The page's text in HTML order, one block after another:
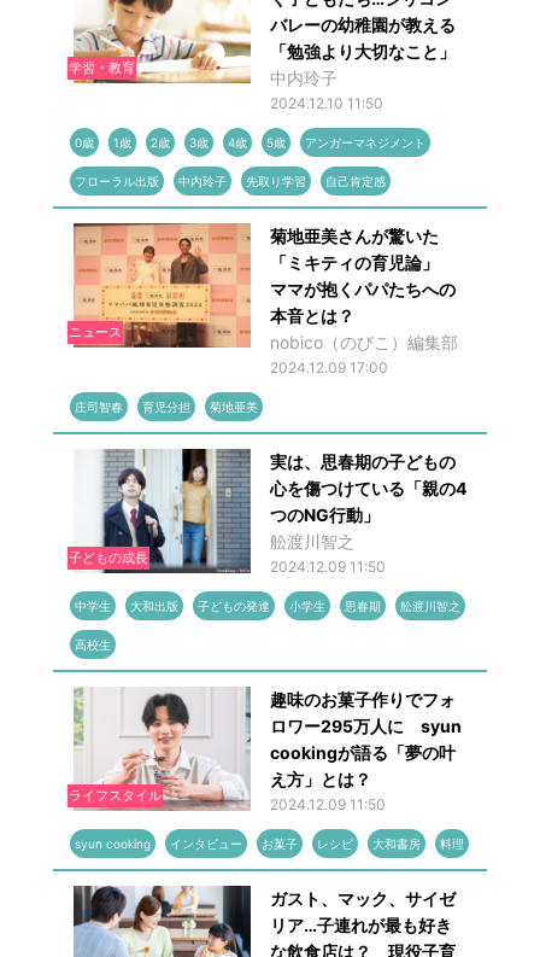
学習・教育
バレーの幼稚園が教える
「勉強より大切なこと」
中内玲子
2024.12.10 11:50
0歳 1歳 2歳 3歳 4歳 5歳 アンガーマネジメント
フローラル出版 中内玲子 先取り学習 自己肯定感
ニュース
菊地亜美さんが驚いた
「ミキティの育児論」
ママが抱くパパたちへの
本音とは？
nobico（のびこ）編集部
2024.12.09 17:00
庄司智春 育児分担 菊地亜美
子どもの成長
実は、思春期の子どもの
心を傷つけている「親の4
つのNG行動」
舩渡川智之
2024.12.09 11:50
中学生 大和出版 子どもの発達 小学生 思春期 舩渡川智之
高校生
ライフスタイル
趣味のお菓子作りでフォ
ロワー295万人に syun
cookingが語る「夢の叶
え方」とは？
2024.12.09 11:50
syun cooking インタビュー お菓子 レシピ 大和書房 料理
ガスト、マック、サイゼ
リア…子連れが最も好き
な飲食店は？ 現役子育